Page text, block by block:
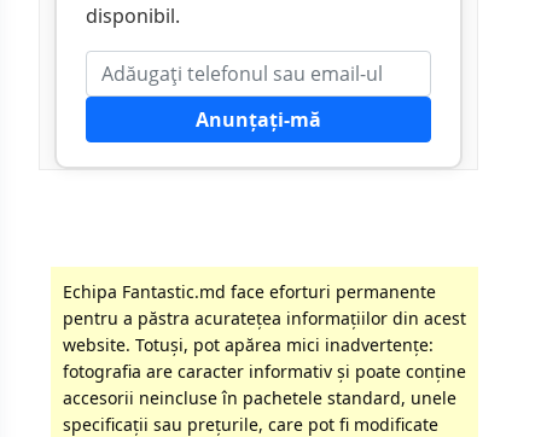
disponibil.
Anunțați-mă
Echipa Fantastic.md face eforturi permanente
pentru a păstra acurateţea informaţiilor din acest
website. Totuși, pot apărea mici inadvertenţe:
fotografia are caracter informativ şi poate conţine
accesorii neincluse în pachetele standard, unele
specificaţii sau preţurile, care pot fi modificate